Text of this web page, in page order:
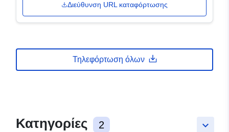
Διεύθυνση URL καταφόρτωσης
Τηλεφόρτωση όλων
keyboard_arrow_down
Κατηγορίες 2